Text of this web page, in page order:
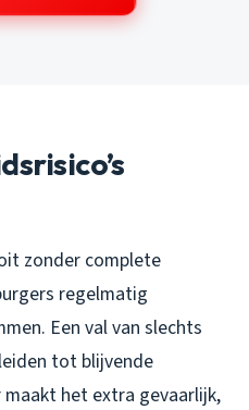
zonder complete
regelmatig
Een val van slechts
tot blijvende
het extra gevaarlijk,